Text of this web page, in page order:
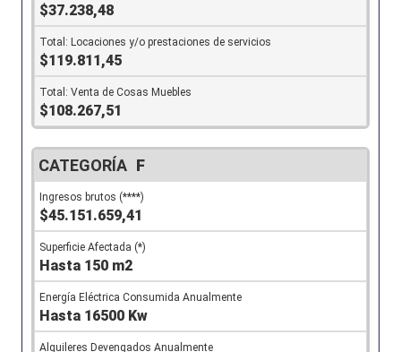
$37.238,48
$119.811,45
$108.267,51
F
$45.151.659,41
Hasta 150 m2
Hasta 16500 Kw